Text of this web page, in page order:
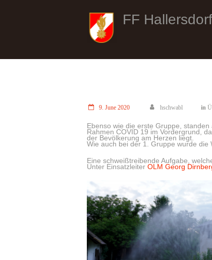
FF Hallersdorf
9. June 2020 hschwabl in
Ebenso wie die erste Gruppe,
Rahmen COVID 19 im Vordergrund,
der Bevölkerung am Herzen liegt.
Wie auch bei der 1. Gruppe wurde die
Eine schweißtreibende Aufgabe,
Unter Einsatzleiter OLM Georg